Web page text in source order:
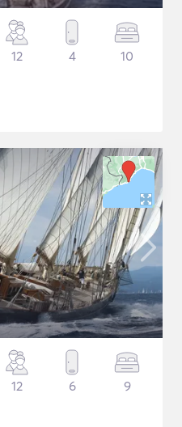
12 4 10
12 6 9